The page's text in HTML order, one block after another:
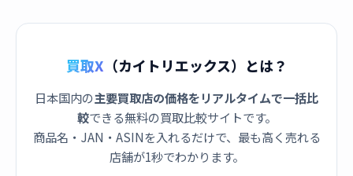
買取X （カイトリエックス）とは？
日本国内の主要買取店の価格をリアルタイムで一括比
較できる無料の買取比較サイトです。
商品名・JAN・ASINを入れるだけで、最も高く売れる
店舗が1秒でわかります。